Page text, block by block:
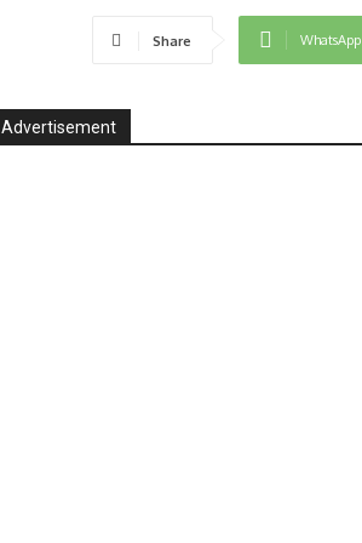
Share WhatsApp
Advertisement